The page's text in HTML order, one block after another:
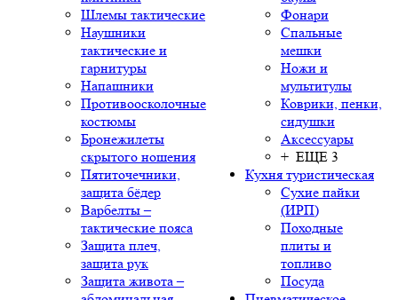
Шлемы тактические
Наушники
тактические и
гарнитуры
Напашники
Противоосколочные
костюмы
Бронежилеты
скрытого ношения
Пятиточечники,
защита бёдер
Варбелты –
тактические пояса
Защита плеч,
защита рук
Защита живота –
Фонари
Спальные
мешки
Ножи и
мультитулы
Коврики, пенки,
сидушки
Аксессуары
+ ЕЩЕ 3
Кухня туристическая
Сухие пайки
(ИРП)
Походные
плиты и
топливо
Посуда